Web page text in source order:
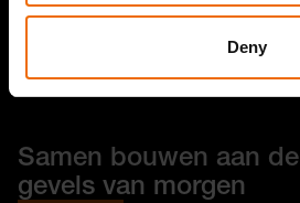
Deny
Samen bouwen aan de
gevels van morgen